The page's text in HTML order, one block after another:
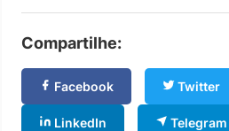
Compartilhe:
Facebook Twitter
LinkedIn Telegram